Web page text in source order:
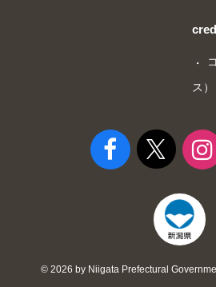
ス）
© 2026 by Niigata Prefectural